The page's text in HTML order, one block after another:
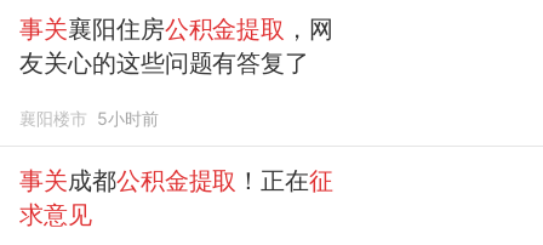
事关襄阳住房公积金提取 ，网
友关心的这些问题有答复了
襄阳楼市 5小时前
事关成都公积金提取 ！正在征
求意见